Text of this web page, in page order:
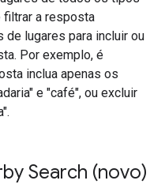
filtrar a resposta
lugares para incluir ou
Por exemplo, é
inclua apenas os
e "café", ou excluir
Search (novo)